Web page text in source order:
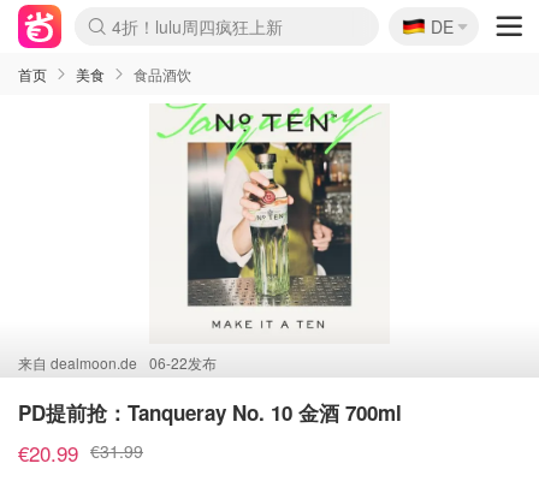
Boticinal 夏促开抢！
4折！lulu周四疯狂上新
还没结束！&OtherStories大促
Joybuy变相75折 随时失效
速领！Stanley独家85折
疑似霸哥！Camper额外叠85折
Zalando 奥莱闪促！每日更新
Moncler反季囤！5折起+叠9折
Coach Brooklyn仅€192
🇩🇪
DE
首页 美食 食品酒饮
来自 dealmoon.de 06-22发布
PD提前抢：Tanqueray No. 10 金酒 700ml
€20.99 €31.99